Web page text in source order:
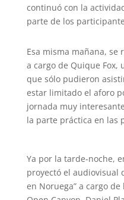
continuó con la
parte de los
Esa misma mañana, se
a cargo de Quique
que sólo pudieron
estar limitado el aforo
jornada muy
la parte práctica en las
Ya por la tarde-noche,
proyectó el audiovisual
en Noruega” a cargo